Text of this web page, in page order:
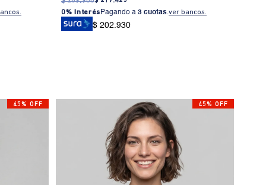
0% Interés Pagando a3 cuotas.ver bancos.
$ 202.930
45% OFF 45% OFF